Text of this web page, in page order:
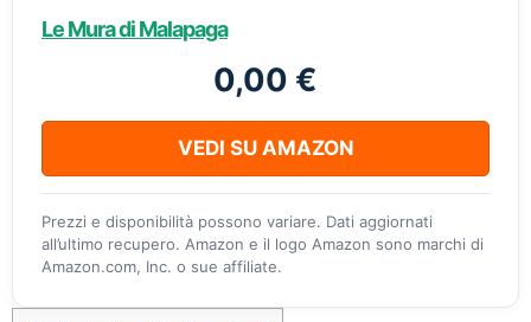
Le Mura di Malapaga
0,00 €
VEDI SU AMAZON
Prezzi e disponibilità possono variare. Dati aggiornati
all’ultimo recupero. Amazon e il logo Amazon sono marchi di
Amazon.com, Inc. o sue affiliate.